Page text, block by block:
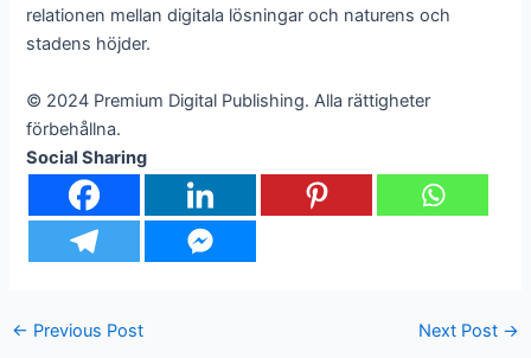
relationen mellan digitala lösningar och naturens och
stadens höjder.
© 2024 Premium Digital Publishing. Alla rättigheter
förbehållna.
Social Sharing
← Previous Post Next Post →